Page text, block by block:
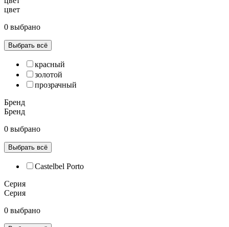
цвет
0 выбрано
Выбрать всё
красный
золотой
прозрачный
Бренд
Бренд
0 выбрано
Выбрать всё
Castelbel Porto
Серия
Серия
0 выбрано